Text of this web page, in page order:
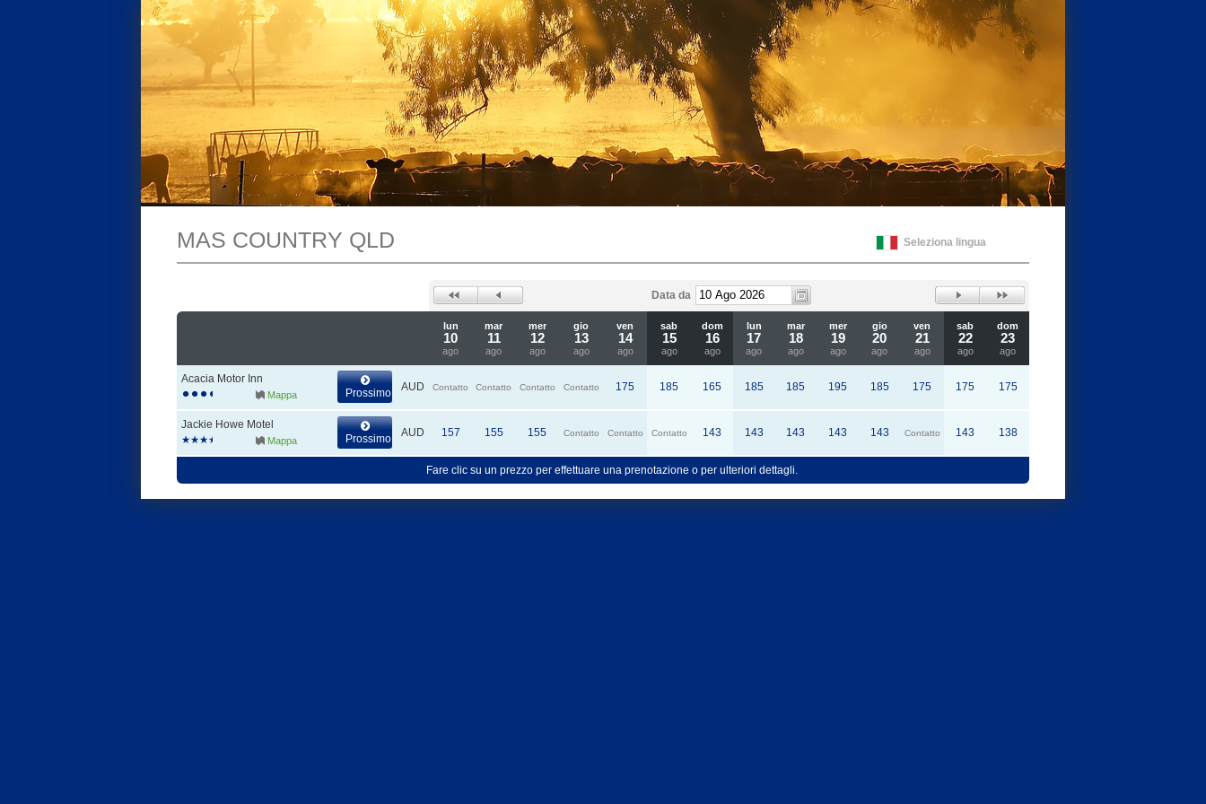
Seleziona lingua
MAS COUNTRY QLD
Data da
lun
10
ago
mar
11
ago
mer
12
ago
gio
13
ago
ven
14
ago
sab
15
ago
dom
16
ago
lun
17
ago
mar
18
ago
mer
19
ago
gio
20
ago
ven
21
ago
sab
22
ago
dom
23
ago
Acacia Motor Inn
Mappa Prossimo AUD Contatto Contatto Contatto Contatto 175 185 165 185 185 195 185 175 175 175
Jackie Howe Motel
Mappa Prossimo AUD 157 155 155 Contatto Contatto Contatto 143 143 143 143 143 Contatto 143 138
Fare clic su un prezzo per effettuare una prenotazione o per ulteriori dettagli.